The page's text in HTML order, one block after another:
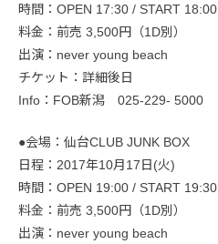
時間：OPEN 17:30 / START 18:00
料金：前売 3,500円（1D別）
出演：never young beach
チケット：詳細後日
Info：FOB新潟 025-229- 5000
●会場：仙台CLUB JUNK BOX
日程：2017年10月17日(火)
時間：OPEN 19:00 / START 19:30
料金：前売 3,500円（1D別）
出演：never young beach